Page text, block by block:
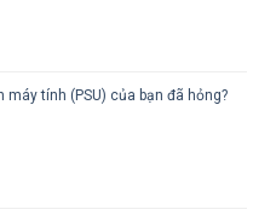
máy tính (PSU) của bạn đã hỏng?